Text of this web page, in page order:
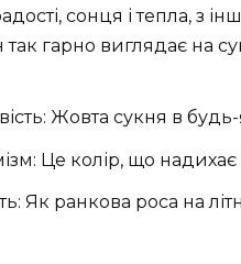
сонця і тепла, з
так гарно виглядає на
Жовта сукня в
Це колір, що надихає
Як ранкова роса на